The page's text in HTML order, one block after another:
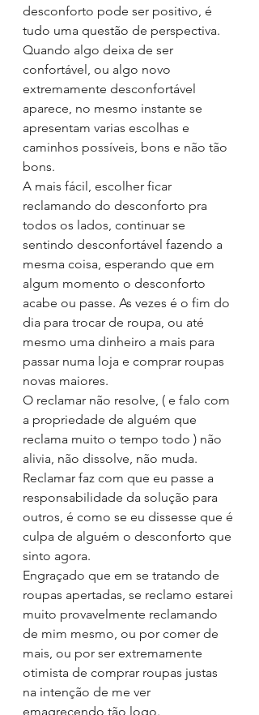
desconforto pode ser positivo, é
tudo uma questão de perspectiva.
Quando algo deixa de ser
confortável, ou algo novo
extremamente desconfortável
aparece, no mesmo instante se
apresentam varias escolhas e
caminhos possíveis, bons e não tão
bons.
A mais fácil, escolher ficar
reclamando do desconforto pra
todos os lados, continuar se
sentindo desconfortável fazendo a
mesma coisa, esperando que em
algum momento o desconforto
acabe ou passe. As vezes é o fim do
dia para trocar de roupa, ou até
mesmo uma dinheiro a mais para
passar numa loja e comprar roupas
novas maiores.
O reclamar não resolve, ( e falo com
a propriedade de alguém que
reclama muito o tempo todo ) não
alivia, não dissolve, não muda.
Reclamar faz com que eu passe a
responsabilidade da solução para
outros, é como se eu dissesse que é
culpa de alguém o desconforto que
sinto agora.
Engraçado que em se tratando de
roupas apertadas, se reclamo estarei
muito provavelmente reclamando
de mim mesmo, ou por comer de
mais, ou por ser extremamente
otimista de comprar roupas justas
na intenção de me ver
emagrecendo tão logo.